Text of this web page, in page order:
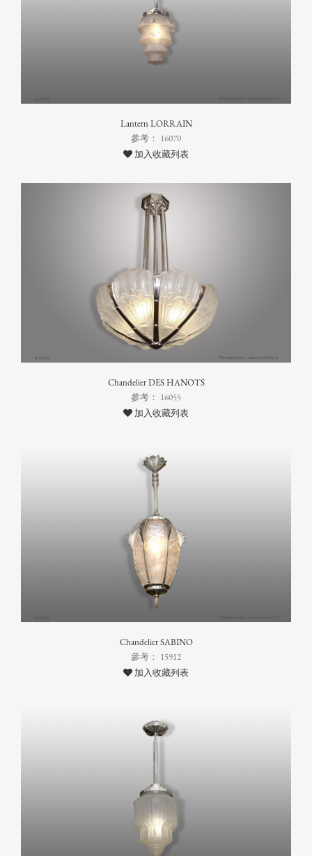
Lantern LORRAIN
參考： 16070
加入收藏列表
Chandelier DES HANOTS
參考： 16055
加入收藏列表
Chandelier SABINO
參考： 15912
加入收藏列表